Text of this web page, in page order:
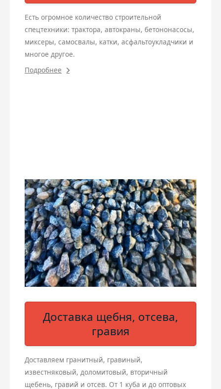
Есть огромное количество строительной
спецтехники: трактора, автокраны, бетононасосы,
миксеры, самосвалы, катки, асфальтоукладчики и
многое другое.
Подробнее
Доставка щебня, отсева,
гравия
Доставляем гранитный, гравиный,
известняковый, доломитовый, вторичный
щебень, гравий и отсев. От 1 куба и до оптовых